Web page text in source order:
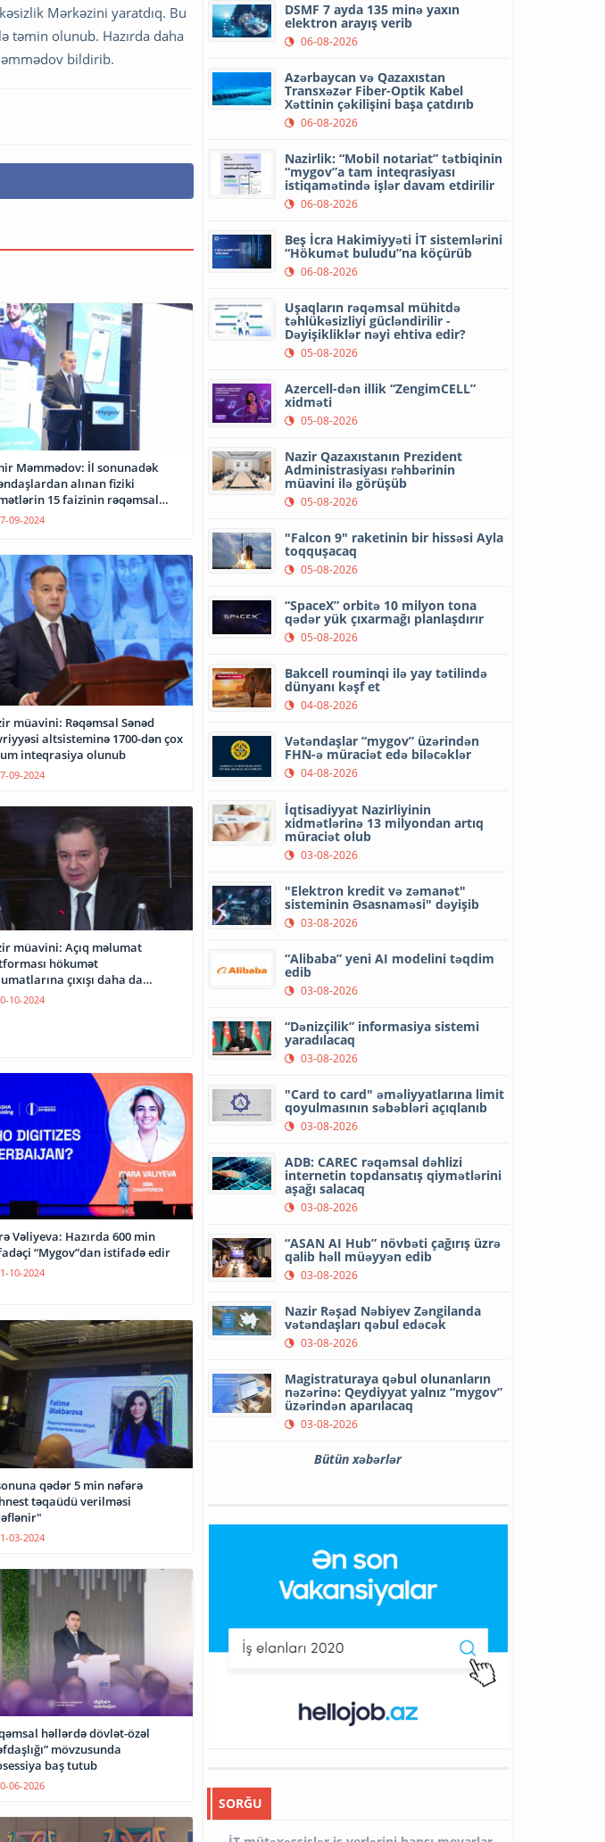
Mərkəzini yaratdıq. Bu
təmin olunub. Hazırda daha
bildirib.
Məmmədov: İl sonunadək
alınan fiziki
15 faizinin rəqəmsal
keçməsini hədəfləyirik
09-2024
müavini: Rəqəmsal Sənəd
altsisteminə 1700-dən çox
inteqrasiya olunub
09-2024
müavini: Açıq məlumat
hökumət
çıxışı daha da
10-2024
Vəliyeva: Hazırda 600 min
“Mygov”dan istifadə edir
10-2024
qədər 5 min nəfərə
təqaüdü verilməsi
03-2024
həllərdə dövlət-özəl
mövzusunda
baş tutub
06-2026
DSMF 7 ayda 135 minə yaxın
elektron arayış verib
06-08-2026
Azərbaycan və Qazaxıstan
Transxəzər Fiber-Optik Kabel
Xəttinin çəkilişini başa çatdırıb
06-08-2026
Nazirlik: “Mobil notariat” tətbiqinin
“mygov”a tam inteqrasiyası
istiqamətində işlər davam etdirilir
06-08-2026
Beş İcra Hakimiyyəti İT sistemlərini
“Hökumət buludu”na köçürüb
06-08-2026
Uşaqların rəqəmsal mühitdə
təhlükəsizliyi gücləndirilir -
Dəyişikliklər nəyi ehtiva edir?
05-08-2026
Azercell-dən illik “ZengimCELL”
xidməti
05-08-2026
Nazir Qazaxıstanın Prezident
Administrasiyası rəhbərinin
müavini ilə görüşüb
05-08-2026
"Falcon 9" raketinin bir hissəsi Ayla
toqquşacaq
05-08-2026
“SpaceX” orbitə 10 milyon tona
qədər yük çıxarmağı planlaşdırır
05-08-2026
Bakcell rouminqi ilə yay tətilində
dünyanı kəşf et
04-08-2026
Vətəndaşlar “mygov” üzərindən
FHN-ə müraciət edə biləcəklər
04-08-2026
İqtisadiyyat Nazirliyinin
xidmətlərinə 13 milyondan artıq
müraciət olub
03-08-2026
"Elektron kredit və zəmanət"
sisteminin Əsasnaməsi" dəyişib
03-08-2026
“Alibaba” yeni AI modelini təqdim
edib
03-08-2026
“Dənizçilik” informasiya sistemi
yaradılacaq
03-08-2026
"Card to card" əməliyyatlarına limit
qoyulmasının səbəbləri açıqlanıb
03-08-2026
ADB: CAREC rəqəmsal dəhlizi
internetin topdansatış qiymətlərini
aşağı salacaq
03-08-2026
“ASAN AI Hub” növbəti çağırış üzrə
qalib həll müəyyən edib
03-08-2026
Nazir Rəşad Nəbiyev Zəngilanda
vətəndaşları qəbul edəcək
03-08-2026
Magistraturaya qəbul olunanların
nəzərinə: Qeydiyyat yalnız “mygov”
üzərindən aparılacaq
03-08-2026
Bütün xəbərlər
SORĞU